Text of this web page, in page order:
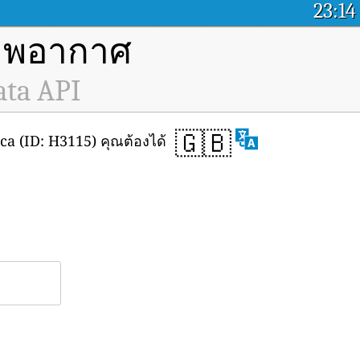
23:14
อากาศ
API
🇬🇧
(ID: H3115) คุณต้องได้